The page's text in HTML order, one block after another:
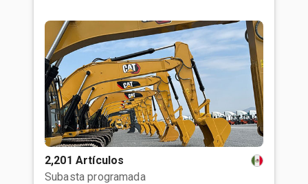
2,201 Artículos
Subasta programada